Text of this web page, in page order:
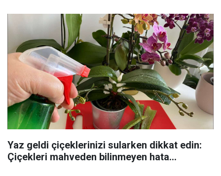
Yaz geldi çiçeklerinizi sularken dikkat edin:
Çiçekleri mahveden bilinmeyen hata...